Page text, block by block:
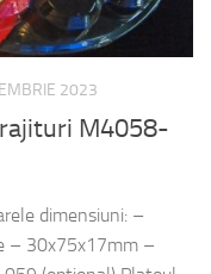
2023
M4058-
dimensiuni: –
– 30x75x17mm –